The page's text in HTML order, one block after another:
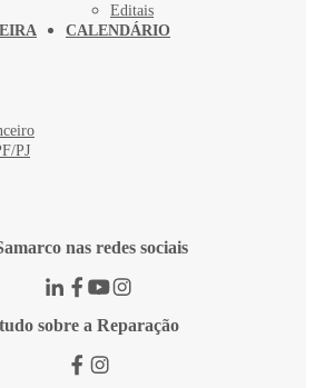
Editais
PJ
CALENDÁRIO
nas redes sociais
sobre a Reparação